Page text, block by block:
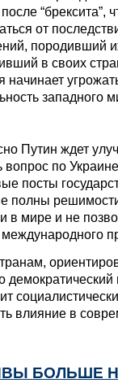
от
породивший
в своих
начинает
западного
Путин ждет
вопрос по
посты
полны
в мире и не
влияние в
БОЛЬШЕ